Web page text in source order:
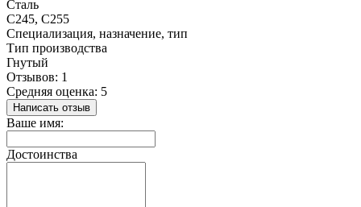
Сталь
С245, С255
Специализация, назначение, тип
Тип производства
Гнутый
Отзывов: 1
Средняя оценка: 5
Написать отзыв
Ваше имя:
Достоинства